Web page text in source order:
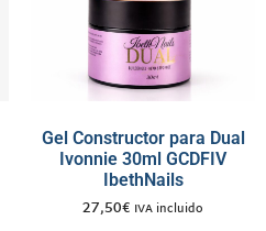
Gel Constructor para Dual
Ivonnie 30ml GCDFIV
IbethNails
27,50€ IVA incluido